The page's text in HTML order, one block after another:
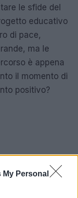
Personal
le sfide del
educativo
di pace,
ma le
è appena
il momento di
positivo?